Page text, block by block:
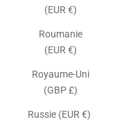
(EUR €)
Roumanie
(EUR €)
Royaume-Uni
(GBP £)
Russie (EUR €)